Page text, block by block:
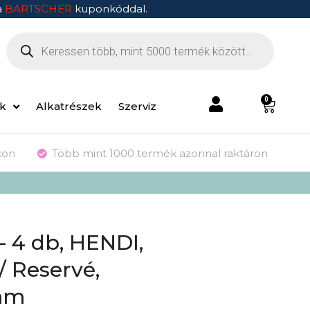
BARTSCHER kuponkóddal.
Alkatrészek Szerviz
0
Több mint 1000 termék azonnal raktáron
4 db, HENDI,
Reservé,